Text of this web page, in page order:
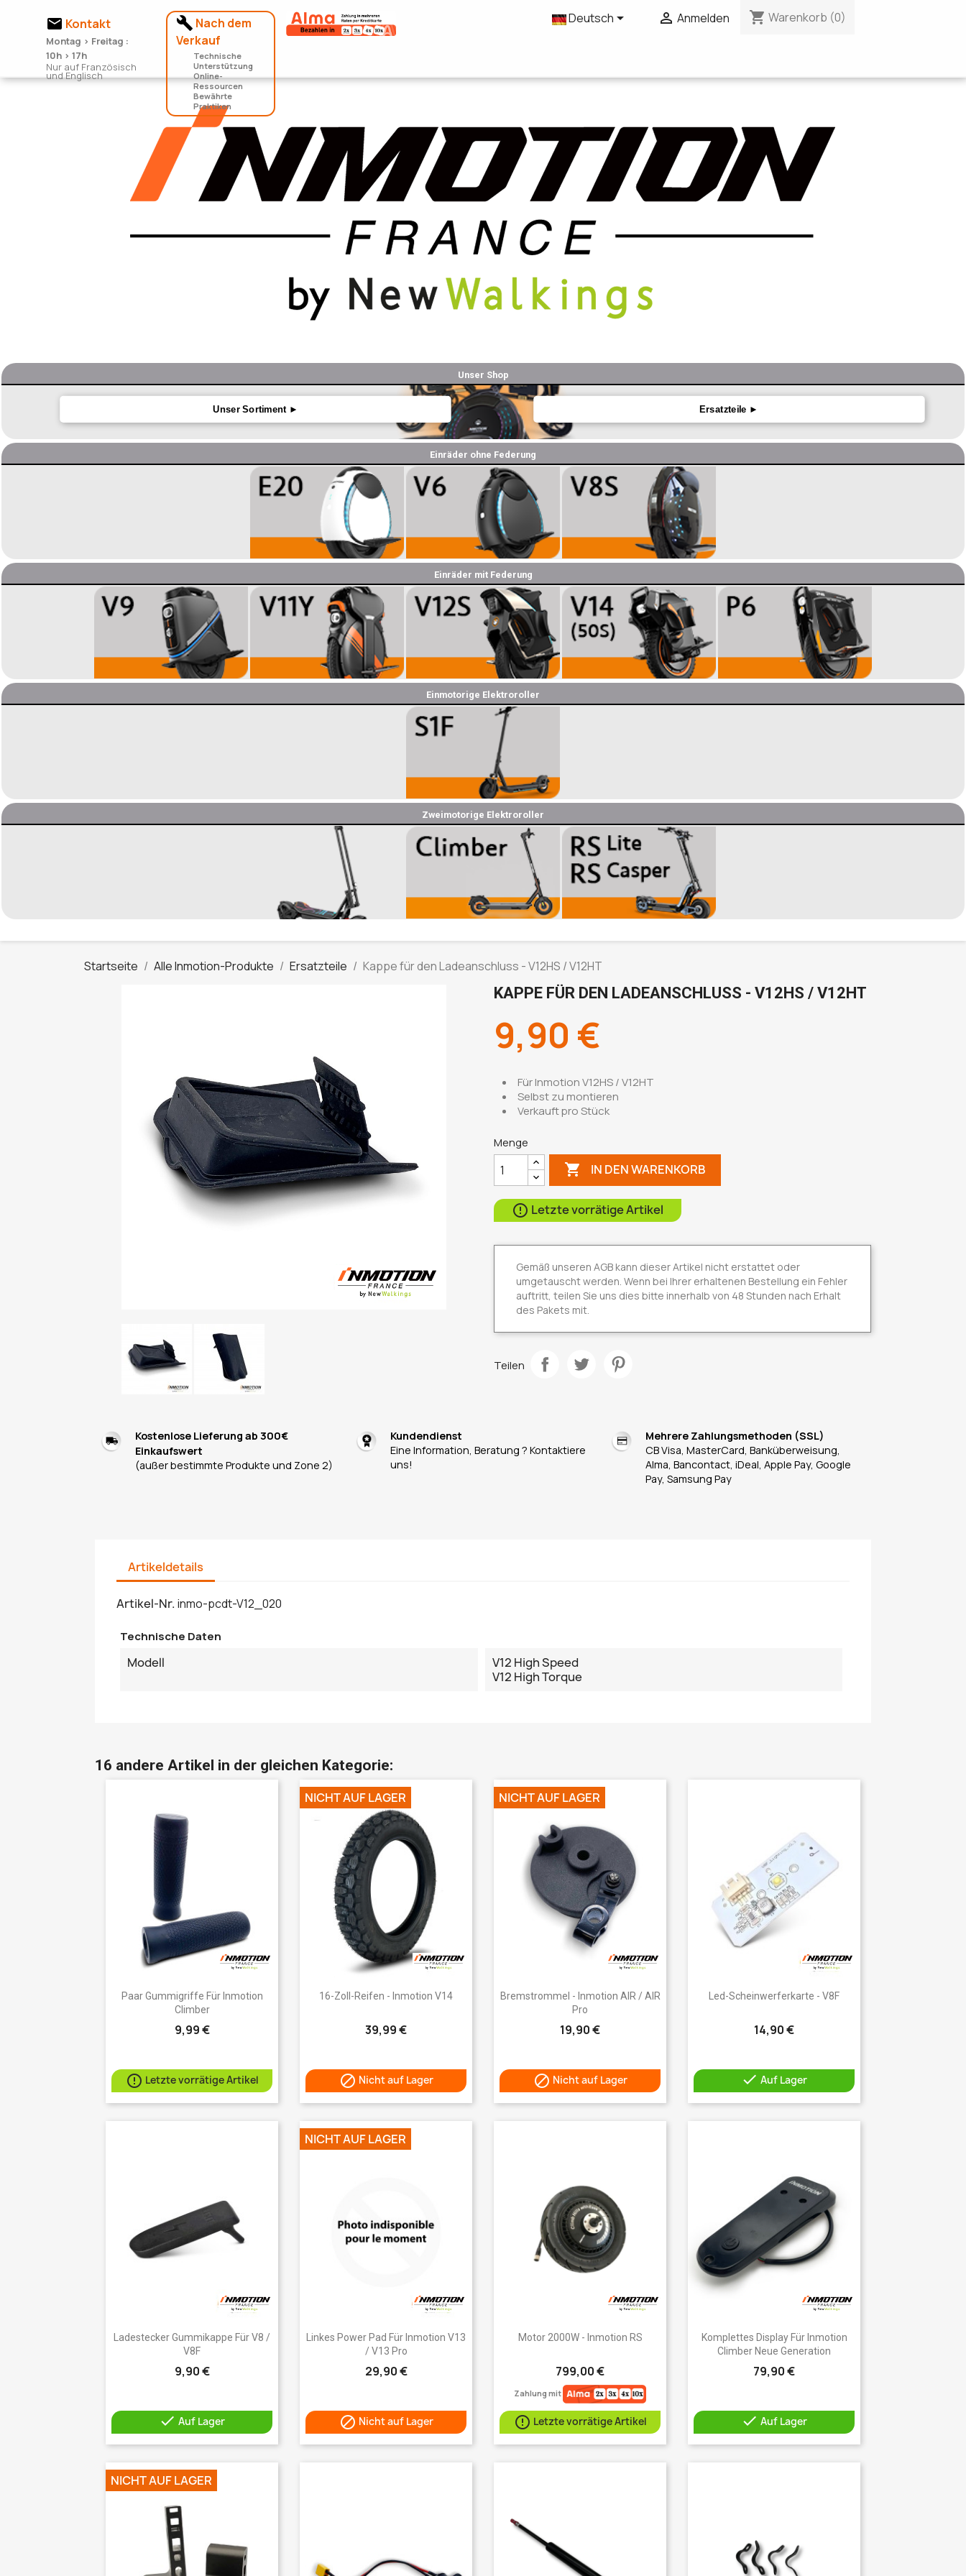
 Kontakt
Montag > Freitag :
10h > 17h
Nur auf Französisch
und Englisch
 Nach dem
Verkauf
Technische
Unterstützung
Online-
Ressourcen
Bewährte
Praktiken
Deutsch  Anmelden shopping_cart Warenkorb (0)
Unser Shop
Unser Sortiment ► Ersatzteile ►
Einräder ohne Federung
Einräder mit Federung
Einmotorige Elektroroller
Zweimotorige Elektroroller
Startseite Alle Inmotion-Produkte Ersatzteile Kappe für den Ladeanschluss - V12HS / V12HT
KAPPE FÜR DEN LADEANSCHLUSS - V12HS / V12HT
9,90 €
Für Inmotion V12HS / V12HT
Selbst zu montieren
Verkauft pro Stück
Menge
 IN DEN WARENKORB
 Letzte vorrätige Artikel
Gemäß unseren AGB kann dieser Artikel nicht erstattet oder
umgetauscht werden. Wenn bei Ihrer erhaltenen Bestellung ein Fehler
auftritt, teilen Sie uns dies bitte innerhalb von 48 Stunden nach Erhalt
des Pakets mit.
Teilen
Kostenlose Lieferung ab 300€
Einkaufswert
(außer bestimmte Produkte und Zone 2)
Kundendienst
Eine Information, Beratung ? Kontaktiere
uns!
Mehrere Zahlungsmethoden (SSL)
CB Visa, MasterCard, Banküberweisung,
Alma, Bancontact, iDeal, Apple Pay, Google
Pay, Samsung Pay
Artikeldetails
Artikel-Nr. inmo-pcdt-V12_020
Technische Daten
Modell
V12 High Speed
V12 High Torque
16 andere Artikel in der gleichen Kategorie:
Vorschau
Paar Gummigriffe Für Inmotion
Climber
9,99 €
 Letzte vorrätige Artikel
Vorschau
16-Zoll-Reifen - Inmotion V14
39,99 €
 Nicht auf Lager
NICHT AUF LAGER
Vorschau
Bremstrommel - Inmotion AIR / AIR
Pro
19,90 €
 Nicht auf Lager
NICHT AUF LAGER
Vorschau
Led-Scheinwerferkarte - V8F
14,90 €
 Auf Lager
Vorschau
Ladestecker Gummikappe Für V8 /
V8F
9,90 €
 Auf Lager
Vorschau
Linkes Power Pad Für Inmotion V13
/ V13 Pro
29,90 €
 Nicht auf Lager
NICHT AUF LAGER
Vorschau
Motor 2000W - Inmotion RS
799,00 €
Zahlung mit
 Letzte vorrätige Artikel
Vorschau
Komplettes Display Für Inmotion
Climber Neue Generation
79,90 €
 Auf Lager
NICHT AUF LAGER